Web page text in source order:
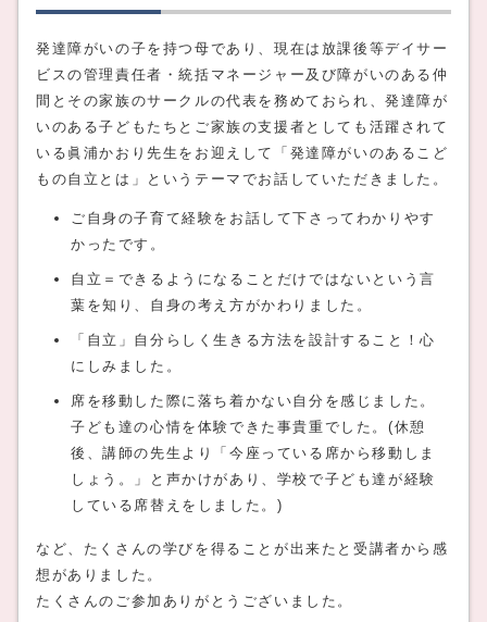
発達障がいの子を持つ母であり、現在は放課後等デイサー
ビスの管理責任者・統括マネージャー及び障がいのある仲
間とその家族のサークルの代表を務めておられ、発達障が
いのある子どもたちとご家族の支援者としても活躍されて
いる眞浦かおり先生をお迎えして「発達障がいのあるこど
もの自立とは」というテーマでお話していただきました。
ご自身の子育て経験をお話して下さってわかりやす
かったです。
自立＝できるようになることだけではないという言
葉を知り、自身の考え方がかわりました。
「自立」自分らしく生きる方法を設計すること！心
にしみました。
席を移動した際に落ち着かない自分を感じました。
子ども達の心情を体験できた事貴重でした。(休憩
後、講師の先生より「今座っている席から移動しま
しょう。」と声かけがあり、学校で子ども達が経験
している席替えをしました。)
など、たくさんの学びを得ることが出来たと受講者から感
想がありました。
たくさんのご参加ありがとうございました。